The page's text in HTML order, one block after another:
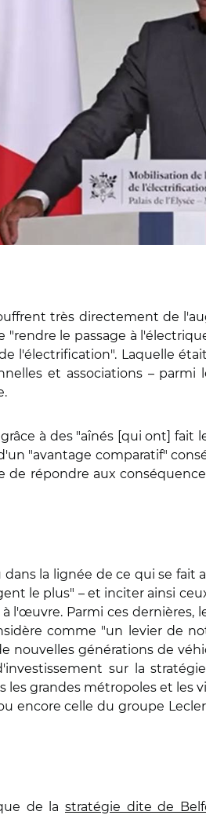
très directement de
le passage à
l'électrification". Laquelle
et associations –
à des "aînés [qui ont]
"avantage comparatif"
répondre aux
la lignée de ce qui se fait
le plus" – et inciter ainsi
Parmi ces dernières,
comme "un levier de
nouvelles générations de
sur la
les grandes métropoles et les
encore celle du groupe
de la stratégie dite de